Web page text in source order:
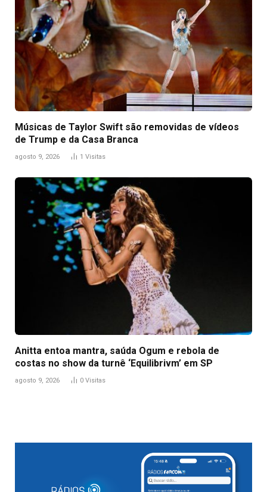
Músicas de Taylor Swift são removidas de vídeos
de Trump e da Casa Branca
agosto 9, 2026 1 Visitas
Anitta entoa mantra, saúda Ogum e rebola de
costas no show da turnê ‘Equilibrivm’ em SP
agosto 9, 2026 0 Visitas